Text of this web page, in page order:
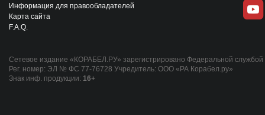
Информация для правообладателей
Карта сайта
F.A.Q.
Сетевое издание «КОРАБЕЛ.РУ» зарегистрировано Федеральной
Рег. номер: ЭЛ № ФС 77-76728 Учредитель: ООО «РА Корабел.ру»
Знак инф. продукции: 16+